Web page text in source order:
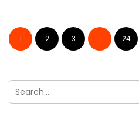
1 2 3 … 24